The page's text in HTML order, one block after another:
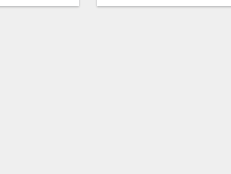
düzenlendi